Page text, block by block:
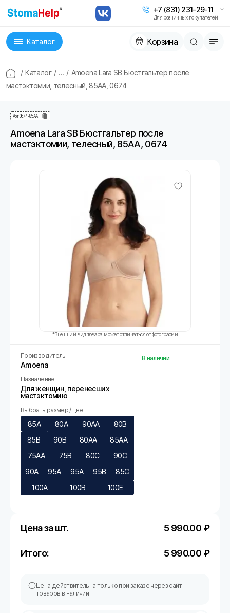
+7 (831) 231-29-11
Для розничных покупателей
Каталог Корзина
/ Каталог / ... / Amoena Lara SB Бюстгальтер после
мастэктомии, телесный, 85AA, 0674
Арт0674-85AA
Amoena Lara SB Бюстгальтер после
мастэктомии, телесный, 85AA, 0674
*Внешний вид товара может отличаться от фотографии
Производитель
Amoena
Назначение
Для женщин, перенесших
мастэктомию
Выбрать размер / цвет
85A 80A 90AA
80B
85B
90B 80AA
85AA
75AA
75B 80C
90C
90A
95A 95A 95B
85C
100A
100B 100E
В наличии
Цена за шт. 5 990.00 ₽
Итого: 5 990.00 ₽
Цена действительна только при заказе через сайт
товаров в наличии